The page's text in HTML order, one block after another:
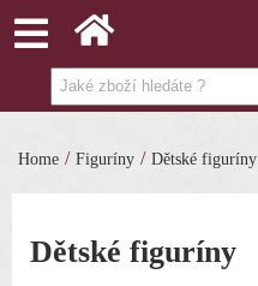
Home / Figuríny / Dětské figuríny
Dětské figuríny